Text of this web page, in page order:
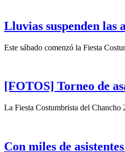
Lluvias suspenden las
Este sábado comenzó la Fiesta
[FOTOS] Torneo de
La Fiesta Costumbrista del Chancho
Con miles de